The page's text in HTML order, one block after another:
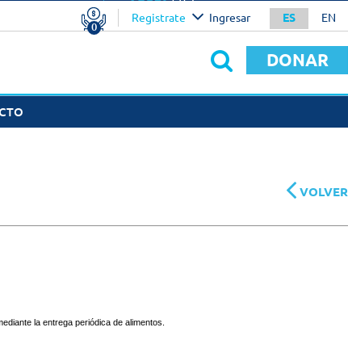
U$S 0.00
0.00
0
Registrate Ingresar ES EN
DONAR
VOLVER
la entrega periódica de alimentos.